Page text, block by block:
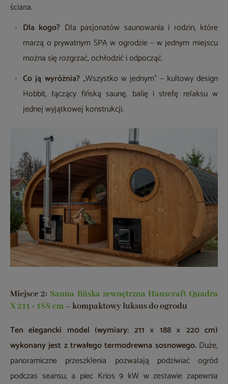
ściana.
Dla kogo? Dla pasjonatów saunowania i rodzin, które
marzą o prywatnym SPA w ogrodzie – w jednym miejscu
można się rozgrzać, ochłodzić i odpocząć.
Co ją wyróżnia?„Wszystko w jednym” – kultowy design
Hobbit, łączący fińską saunę, balię i strefę relaksu w
jednej wyjątkowej konstrukcji.
Miejsce 2: Sauna fińska zewnętrzna Hanscraft Quadra
X 211 × 188 cm– kompaktowy luksus do ogrodu
Ten elegancki model (wymiary: 211 × 188 × 220 cm)
wykonany jest z trwałego termodrewna sosnowego. Duże,
panoramiczne przeszklenia pozwalają podziwiać ogród
podczas seansu, a piec Krios 9 kW w zestawie zapewnia